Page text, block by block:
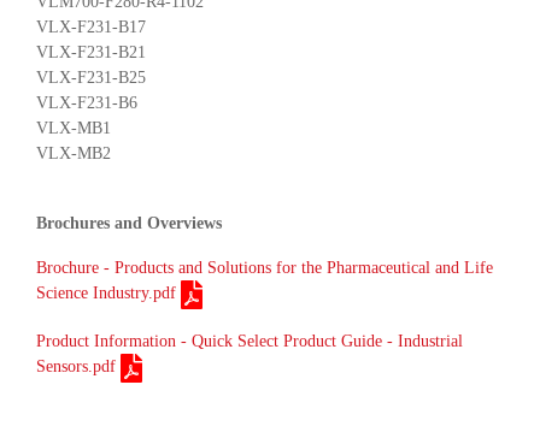
VLX-F231-B17
VLX-F231-B21
VLX-F231-B25
VLX-F231-B6
VLX-MB1
VLX-MB2
Brochures and Overviews
Brochure - Products and Solutions for the Pharmaceutical and Life
Science Industry.pdf
Product Information - Quick Select Product Guide - Industrial
Sensors.pdf